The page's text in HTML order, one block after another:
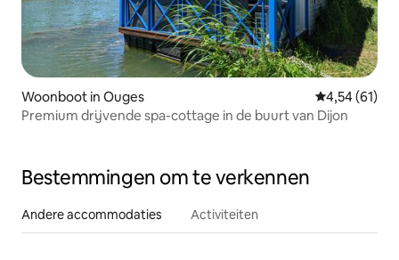
Woonboot in Ouges Gemiddelde
4,54 (61)
Premium drijvende spa-cottage in de buurt van Dijon
Bestemmingen om te verkennen
Andere accommodaties Activiteiten